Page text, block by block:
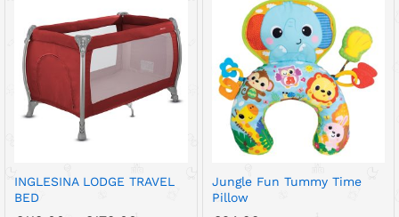
INGLESINA LODGE TRAVEL
BED
Jungle Fun Tummy Time
Pillow